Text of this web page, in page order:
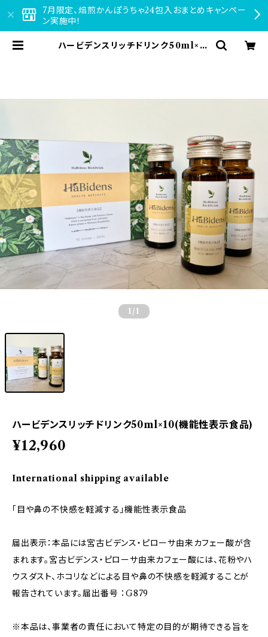
7月限定、焙煎かんぽうちゃ24包入おまとめキャンペー
ン実施中！
ハービデンスリッチドリンク50ml×10
1 /1
ハービデンスリッチドリンク50ml×10(機能性表示食品)
¥12,960
International shipping available
「目や鼻の不快感を軽減する」機能性表示食品
届出表示：本品には宮古ビデンス・ピローサ由来カフェー酸が含
まれます。宮古ビデンス・ピローサ由来カフェー酸には、花粉やハ
ウスダスト、ホコリなどによる目や鼻の不快感を軽減することが
報告されています。届出番号 ：G879
※本品は、事業者の責任において特定の目的が期待できる旨を